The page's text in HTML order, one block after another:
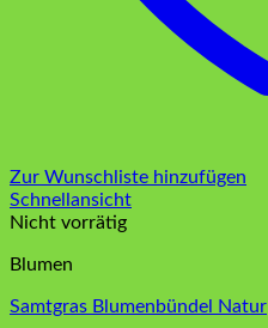
Zur Wunschliste hinzufügen
Schnellansicht
Nicht vorrätig
Blumen
Samtgras Blumenbündel Natur